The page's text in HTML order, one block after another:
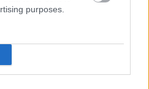
purposes.